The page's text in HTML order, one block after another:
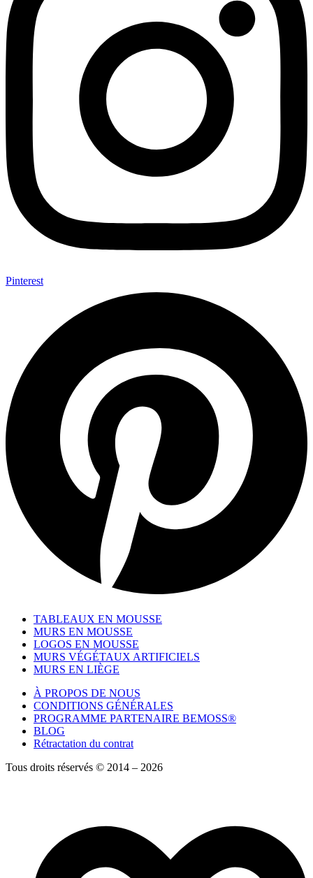
Pinterest
TABLEAUX EN MOUSSE
MURS EN MOUSSE
LOGOS EN MOUSSE
MURS VÉGÉTAUX ARTIFICIELS
MURS EN LIÈGE
À PROPOS DE NOUS
CONDITIONS GÉNÉRALES
PROGRAMME PARTENAIRE BEMOSS®
BLOG
Rétractation du contrat
Tous droits réservés © 2014 – 2026